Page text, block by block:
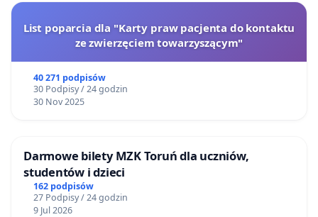
List poparcia dla "Karty praw pacjenta do kontaktu
ze zwierzęciem towarzyszącym"
40 271 podpisów
30 Podpisy / 24 godzin
30 Nov 2025
Darmowe bilety MZK Toruń dla uczniów,
studentów i dzieci
162 podpisów
27 Podpisy / 24 godzin
9 Jul 2026